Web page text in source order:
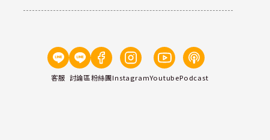
客服 討論區粉絲團InstagramYoutubePodcast